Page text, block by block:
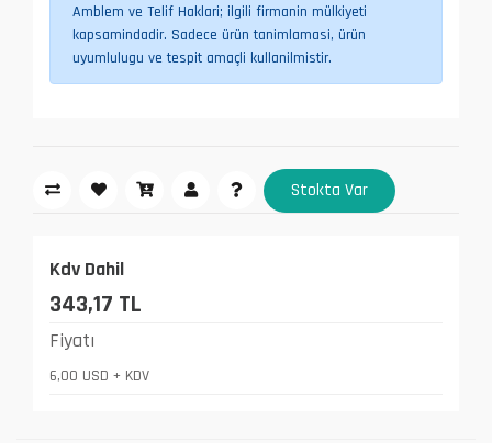
Amblem ve Telif Haklari; ilgili firmanin mülkiyeti
kapsamindadir. Sadece ürün tanimlamasi, ürün
uyumlulugu ve tespit amaçli kullanilmistir.
Stokta Var
Kdv Dahil
343,17 TL
Fiyatı
6,00 USD + KDV